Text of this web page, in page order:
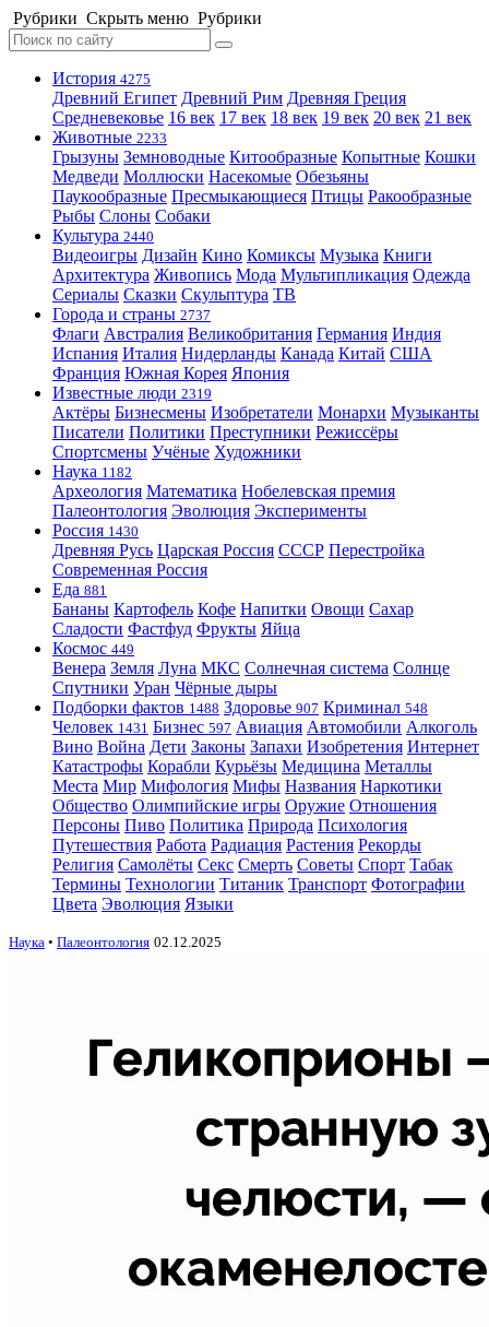
Рубрики Скрыть меню Рубрики
История 4275
Древний Египет Древний Рим Древняя Греция
Средневековье 16 век 17 век 18 век 19 век 20 век 21 век
Животные 2233
Грызуны Земноводные Китообразные Копытные Кошки
Медведи Моллюски Насекомые Обезьяны
Паукообразные Пресмыкающиеся Птицы Ракообразные
Рыбы Слоны Собаки
Культура 2440
Видеоигры Дизайн Кино Комиксы Музыка Книги
Архитектура Живопись Мода Мультипликация Одежда
Сериалы Сказки Скульптура ТВ
Города и страны 2737
Флаги Австралия Великобритания Германия Индия
Испания Италия Нидерланды Канада Китай США
Франция Южная Корея Япония
Известные люди 2319
Актёры Бизнесмены Изобретатели Монархи Музыканты
Писатели Политики Преступники Режиссёры
Спортсмены Учёные Художники
Наука 1182
Археология Математика Нобелевская премия
Палеонтология Эволюция Эксперименты
Россия 1430
Древняя Русь Царская Россия СССР Перестройка
Современная Россия
Еда 881
Бананы Картофель Кофе Напитки Овощи Сахар
Сладости Фастфуд Фрукты Яйца
Космос 449
Венера Земля Луна МКС Солнечная система Солнце
Спутники Уран Чёрные дыры
Подборки фактов 1488 Здоровье 907 Криминал 548
Человек 1431 Бизнес 597 Авиация Автомобили Алкоголь
Вино Война Дети Законы Запахи Изобретения Интернет
Катастрофы Корабли Курьёзы Медицина Металлы
Места Мир Мифология Мифы Названия Наркотики
Общество Олимпийские игры Оружие Отношения
Персоны Пиво Политика Природа Психология
Путешествия Работа Радиация Растения Рекорды
Религия Самолёты Секс Смерть Советы Спорт Табак
Термины Технологии Титаник Транспорт Фотографии
Цвета Эволюция Языки
Наука • Палеонтология 02.12.2025